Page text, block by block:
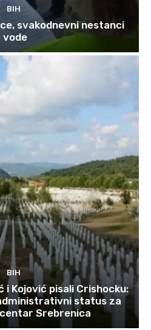
BIH
svakodnevni nestanci
vode
BIH
i Kojović pisali Crishocku:
status za
Srebrenica